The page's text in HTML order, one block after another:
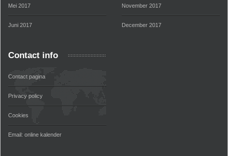
Mei 2017
Juni 2017
November 2017
December 2017
Contact info
Contact pagina
Privacy policy
Cookies
Email: online kalender